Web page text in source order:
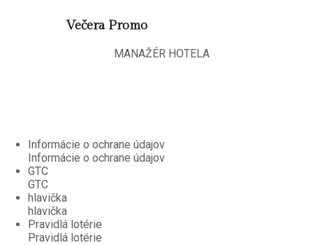
Večera Promo
MANAŽÉR HOTELA
Informácie o ochrane údajov
Informácie o ochrane údajov
GTC
GTC
hlavička
hlavička
Pravidlá lotérie
Pravidlá lotérie